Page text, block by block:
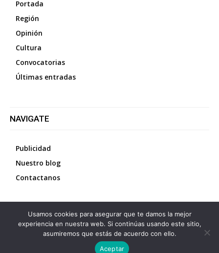
Portada
Región
Opinión
Cultura
Convocatorias
Últimas entradas
NAVIGATE
Publicidad
Nuestro blog
Contactanos
©2026 Diario La Protesta.es- Todos los derechos
reservados
Usamos cookies para asegurar que te damos la mejor
experiencia en nuestra web. Si continúas usando este sitio,
asumiremos que estás de acuerdo con ello.
Aceptar